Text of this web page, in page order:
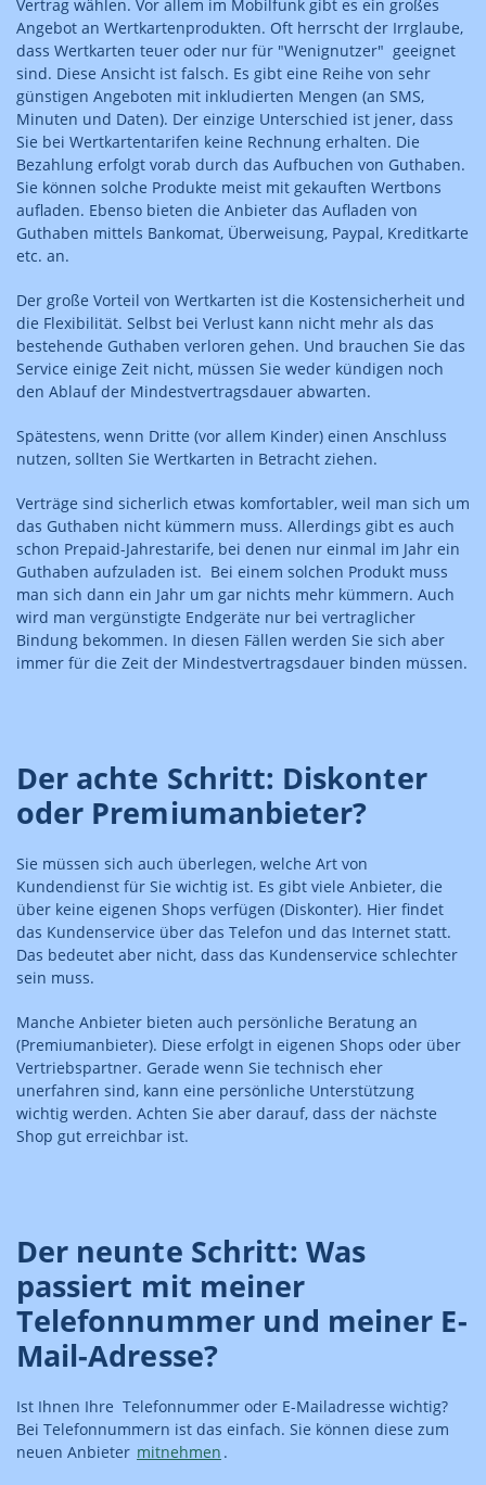
Vertrag wählen. Vor allem im Mobilfunk gibt es ein großes
Angebot an Wertkartenprodukten. Oft herrscht der Irrglaube,
dass Wertkarten teuer oder nur für "Wenignutzer" geeignet
sind. Diese Ansicht ist falsch. Es gibt eine Reihe von sehr
günstigen Angeboten mit inkludierten Mengen (an SMS,
Minuten und Daten). Der einzige Unterschied ist jener, dass
Sie bei Wertkartentarifen keine Rechnung erhalten. Die
Bezahlung erfolgt vorab durch das Aufbuchen von Guthaben.
Sie können solche Produkte meist mit gekauften Wertbons
aufladen. Ebenso bieten die Anbieter das Aufladen von
Guthaben mittels Bankomat, Überweisung, Paypal, Kreditkarte
etc. an.
Der große Vorteil von Wertkarten ist die Kostensicherheit und
die Flexibilität. Selbst bei Verlust kann nicht mehr als das
bestehende Guthaben verloren gehen. Und brauchen Sie das
Service einige Zeit nicht, müssen Sie weder kündigen noch
den Ablauf der Mindestvertragsdauer abwarten.
Spätestens, wenn Dritte (vor allem Kinder) einen Anschluss
nutzen, sollten Sie Wertkarten in Betracht ziehen.
Verträge sind sicherlich etwas komfortabler, weil man sich um
das Guthaben nicht kümmern muss. Allerdings gibt es auch
schon Prepaid-Jahrestarife, bei denen nur einmal im Jahr ein
Guthaben aufzuladen ist. Bei einem solchen Produkt muss
man sich dann ein Jahr um gar nichts mehr kümmern. Auch
wird man vergünstigte Endgeräte nur bei vertraglicher
Bindung bekommen. In diesen Fällen werden Sie sich aber
immer für die Zeit der Mindestvertragsdauer binden müssen.
Der achte Schritt: Diskonter
oder Premiumanbieter?
Sie müssen sich auch überlegen, welche Art von
Kundendienst für Sie wichtig ist. Es gibt viele Anbieter, die
über keine eigenen Shops verfügen (Diskonter). Hier findet
das Kundenservice über das Telefon und das Internet statt.
Das bedeutet aber nicht, dass das Kundenservice schlechter
sein muss.
Manche Anbieter bieten auch persönliche Beratung an
(Premiumanbieter). Diese erfolgt in eigenen Shops oder über
Vertriebspartner. Gerade wenn Sie technisch eher
unerfahren sind, kann eine persönliche Unterstützung
wichtig werden. Achten Sie aber darauf, dass der nächste
Shop gut erreichbar ist.
Der neunte Schritt: Was
passiert mit meiner
Telefonnummer und meiner E-
Mail-Adresse?
Ist Ihnen Ihre Telefonnummer oder E-Mailadresse wichtig?
Bei Telefonnummern ist das einfach. Sie können diese zum
neuen Anbieter mitnehmen .